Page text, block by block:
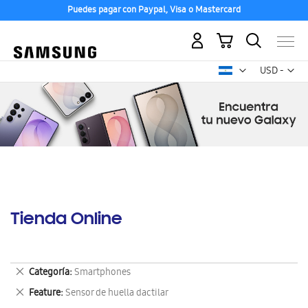
Puedes pagar con Paypal, Visa o Mastercard
USD -
dólar
Mi carrito
Tienda Online
Categoría Smartphones
Eliminar
este
artículo
Feature Sensor de huella dactilar
Eliminar